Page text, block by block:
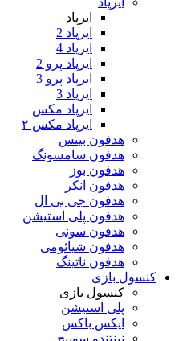
ایرپاد
ایرپاد 2
ایرپاد 4
ایرپاد پرو 2
ایرپاد پرو 3
ایرپاد 3
ایرپاد مکس
ایرپاد مکس ۲
هدفون بیتس
هدفون سامسونگ
هدفون بوز
هدفون انکر
هدفون جی بی ال
هدفون پلی استیشن
هدفون سونی
هدفون شیائومی
هدفون ناتینگ
کنسول بازی
کنسول بازی
پلی استیشن
ایکس باکس